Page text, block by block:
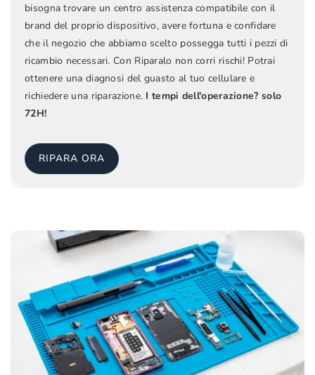
bisogna trovare un centro assistenza compatibile con il
brand del proprio dispositivo, avere fortuna e confidare
che il negozio che abbiamo scelto possegga tutti i pezzi di
ricambio necessari. Con Riparalo non corri rischi! Potrai
ottenere una diagnosi del guasto al tuo cellulare e
richiedere una riparazione. I tempi dell'operazione? solo
72H!
RIPARA ORA